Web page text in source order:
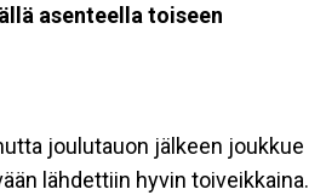
asenteella toiseen
joulutauon jälkeen joukkue
lähdettiin hyvin toiveikkaina.